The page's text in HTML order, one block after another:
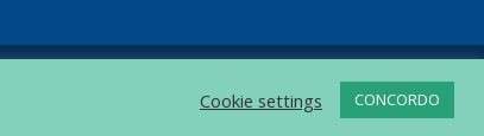
Cookie settings CONCORDO